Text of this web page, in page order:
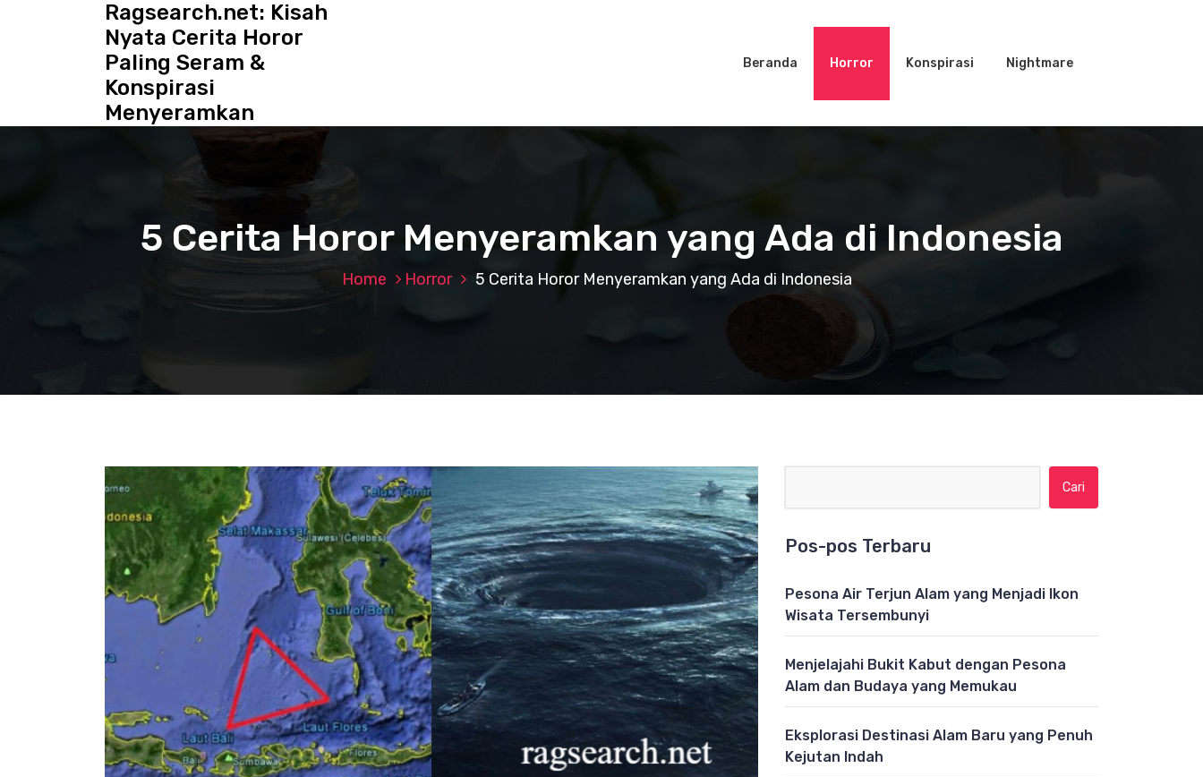
c
Ragsearch.net: Kisah
Nyata Cerita Horor
Paling Seram &
Konspirasi
Menyeramkan
Beranda Horror Konspirasi Nightmare
5 Cerita Horor Menyeramkan yang Ada di Indonesia
Home Horror 5 Cerita Horor Menyeramkan yang Ada di Indonesia
Pos-pos Terbaru
Pesona Air Terjun Alam yang Menjadi Ikon
Wisata Tersembunyi
Menjelajahi Bukit Kabut dengan Pesona
Alam dan Budaya yang Memukau
Eksplorasi Destinasi Alam Baru yang Penuh
Kejutan Indah